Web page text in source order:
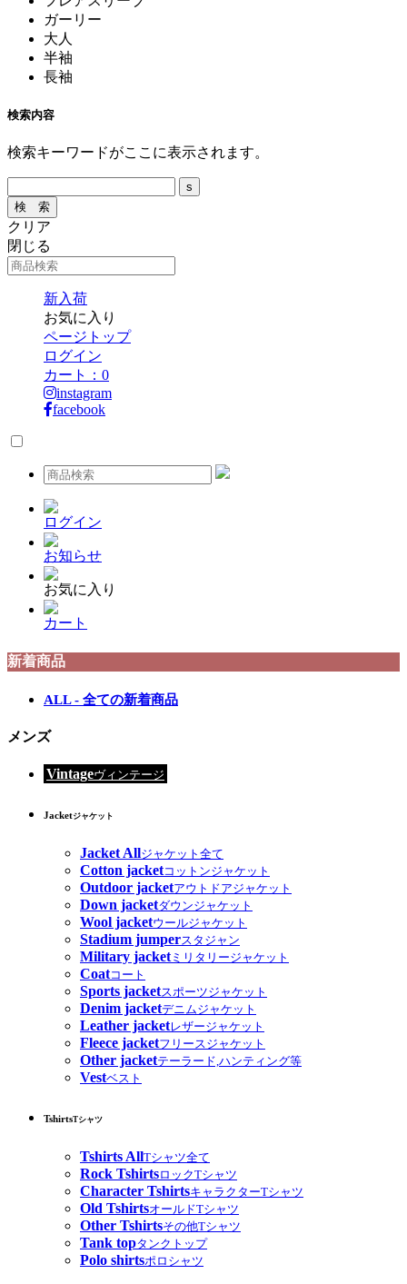
ガーリー
大人
半袖
長袖
検索内容
検索キーワードがここに表示されます。
クリア
閉じる
新入荷
お気に入り
ページトップ
ログイン
カート： 0
instagram
facebook
ログイン
お知らせ
お気に入り
カート
新着商品
ALL - 全ての新着商品
メンズ
Vintageヴィンテージ
Jacketジャケット
Jacket Allジャケット全て
Cotton jacketコットンジャケット
Outdoor jacketアウトドアジャケット
Down jacketダウンジャケット
Wool jacketウールジャケット
Stadium jumperスタジャン
Military jacketミリタリージャケット
Coatコート
Sports jacketスポーツジャケット
Denim jacketデニムジャケット
Leather jacketレザージャケット
Fleece jacketフリースジャケット
Other jacketテーラード,ハンティング等
Vestベスト
TshirtsTシャツ
Tshirts AllTシャツ全て
Rock TshirtsロックTシャツ
Character TshirtsキャラクターTシャツ
Old TshirtsオールドTシャツ
Other Tshirtsその他Tシャツ
Tank topタンクトップ
Polo shirtsポロシャツ